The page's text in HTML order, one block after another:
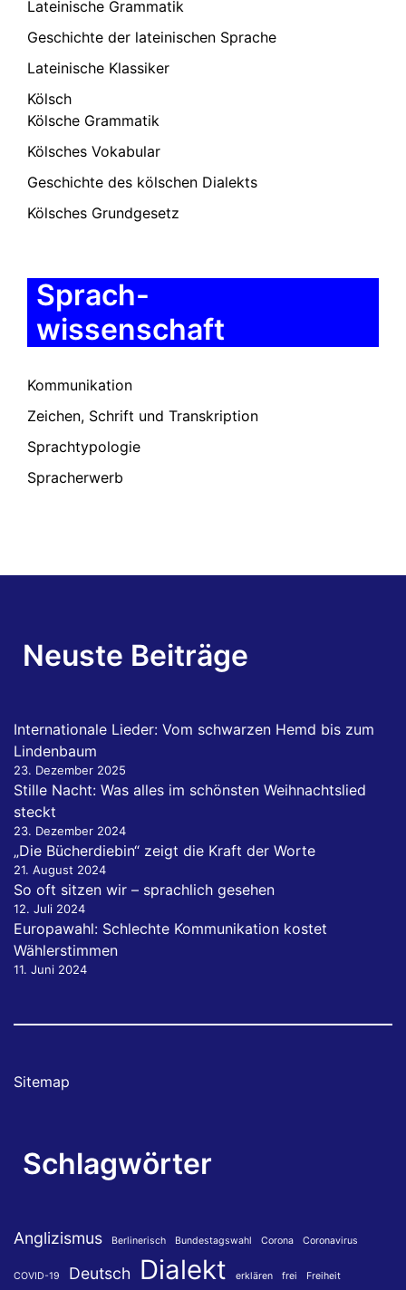
Lateinische Grammatik
Geschichte der lateinischen Sprache
Lateinische Klassiker
Kölsch
Kölsche Grammatik
Kölsches Vokabular
Geschichte des kölschen Dialekts
Kölsches Grundgesetz
Sprach-
wissenschaft
Kommunikation
Zeichen, Schrift und Transkription
Sprachtypologie
Spracherwerb
Neuste Beiträge
Internationale Lieder: Vom schwarzen Hemd bis zum
Lindenbaum
23. Dezember 2025
Stille Nacht: Was alles im schönsten Weihnachtslied
steckt
23. Dezember 2024
„Die Bücherdiebin“ zeigt die Kraft der Worte
21. August 2024
So oft sitzen wir – sprachlich gesehen
12. Juli 2024
Europawahl: Schlechte Kommunikation kostet
Wählerstimmen
11. Juni 2024
Sitemap
Schlagwörter
Anglizismus Berlinerisch Bundestagswahl Corona Coronavirus
COVID-19 Deutsch Dialekt erklären frei Freiheit